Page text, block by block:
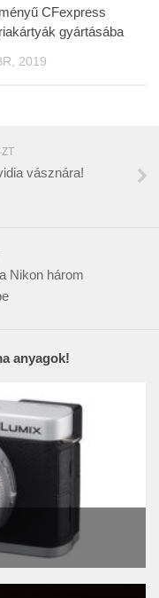
CFexpress
gyártásába
2019
vásznára!
Nikon három
anyagok!